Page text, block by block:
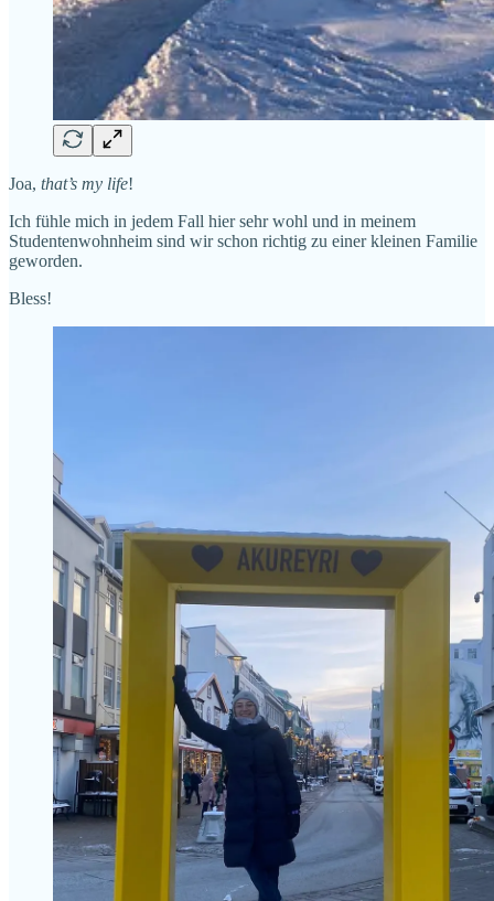
Joa, that’s my life!
Ich fühle mich in jedem Fall hier sehr wohl und in meinem
Studentenwohnheim sind wir schon richtig zu einer kleinen Familie
geworden.
Bless!